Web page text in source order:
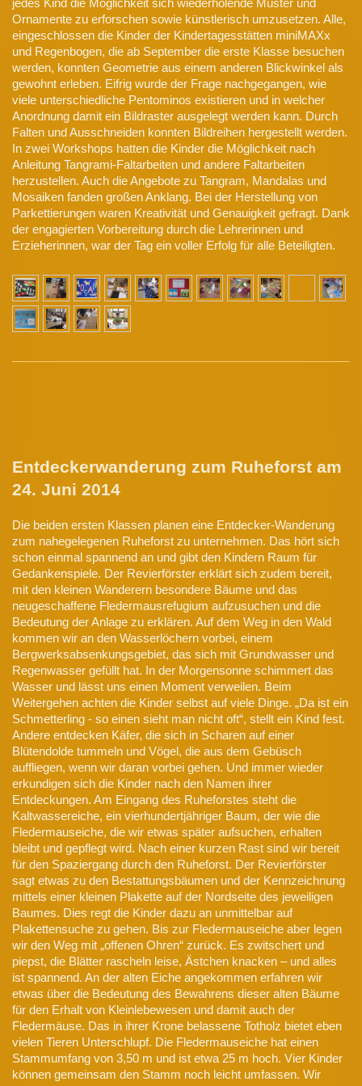
jedes Kind die Möglichkeit sich wiederholende Muster und
Ornamente zu erforschen sowie künstlerisch umzusetzen. Alle,
eingeschlossen die Kinder der Kindertagesstätten miniMAXx
und Regenbogen, die ab September die erste Klasse besuchen
werden, konnten Geometrie aus einem anderen Blickwinkel als
gewohnt erleben. Eifrig wurde der Frage nachgegangen, wie
viele unterschiedliche Pentominos existieren und in welcher
Anordnung damit ein Bildraster ausgelegt werden kann. Durch
Falten und Ausschneiden konnten Bildreihen hergestellt werden.
In zwei Workshops hatten die Kinder die Möglichkeit nach
Anleitung Tangrami-Faltarbeiten und andere Faltarbeiten
herzustellen. Auch die Angebote zu Tangram, Mandalas und
Mosaiken fanden großen Anklang. Bei der Herstellung von
Parkettierungen waren Kreativität und Genauigkeit gefragt. Dank
der engagierten Vorbereitung durch die Lehrerinnen und
Erzieherinnen, war der Tag ein voller Erfolg für alle Beteiligten.
Entdeckerwanderung zum Ruheforst am
24. Juni 2014
Die beiden ersten Klassen planen eine Entdecker-Wanderung
zum nahegelegenen Ruheforst zu unternehmen. Das hört sich
schon einmal spannend an und gibt den Kindern Raum für
Gedankenspiele. Der Revierförster erklärt sich zudem bereit,
mit den kleinen Wanderern besondere Bäume und das
neugeschaffene Fledermausrefugium aufzusuchen und die
Bedeutung der Anlage zu erklären. Auf dem Weg in den Wald
kommen wir an den Wasserlöchern vorbei, einem
Bergwerksabsenkungsgebiet, das sich mit Grundwasser und
Regenwasser gefüllt hat. In der Morgensonne schimmert das
Wasser und lässt uns einen Moment verweilen. Beim
Weitergehen achten die Kinder selbst auf viele Dinge. „Da ist ein
Schmetterling - so einen sieht man nicht oft“, stellt ein Kind fest.
Andere entdecken Käfer, die sich in Scharen auf einer
Blütendolde tummeln und Vögel, die aus dem Gebüsch
auffliegen, wenn wir daran vorbei gehen. Und immer wieder
erkundigen sich die Kinder nach den Namen ihrer
Entdeckungen. Am Eingang des Ruheforstes steht die
Kaltwassereiche, ein vierhundertjähriger Baum, der wie die
Fledermauseiche, die wir etwas später aufsuchen, erhalten
bleibt und gepflegt wird. Nach einer kurzen Rast sind wir bereit
für den Spaziergang durch den Ruheforst. Der Revierförster
sagt etwas zu den Bestattungsbäumen und der Kennzeichnung
mittels einer kleinen Plakette auf der Nordseite des jeweiligen
Baumes. Dies regt die Kinder dazu an unmittelbar auf
Plakettensuche zu gehen. Bis zur Fledermauseiche aber legen
wir den Weg mit „offenen Ohren“ zurück. Es zwitschert und
piepst, die Blätter rascheln leise, Ästchen knacken – und alles
ist spannend. An der alten Eiche angekommen erfahren wir
etwas über die Bedeutung des Bewahrens dieser alten Bäume
für den Erhalt von Kleinlebewesen und damit auch der
Fledermäuse. Das in ihrer Krone belassene Totholz bietet eben
vielen Tieren Unterschlupf. Die Fledermauseiche hat einen
Stammumfang von 3,50 m und ist etwa 25 m hoch. Vier Kinder
können gemeinsam den Stamm noch leicht umfassen. Wir